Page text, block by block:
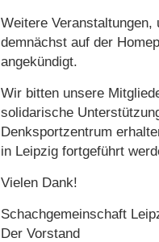
Weitere
demnächst auf der
angekündigt.
Wir bitten unsere
solidarische
Denksportzentrum
in Leipzig fortgeführt
Vielen Dank!
Schachgemeinschaft
Der Vorstand